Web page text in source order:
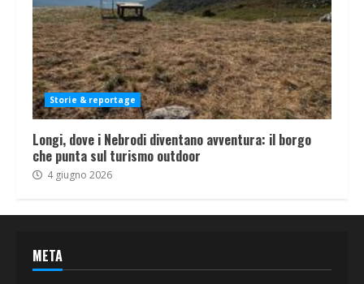
Storie & reportage
Longi, dove i Nebrodi diventano avventura: il borgo
che punta sul turismo outdoor
4 giugno 2026
META